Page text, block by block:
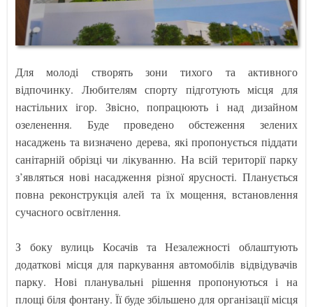
Для молоді створять зони тихого та активного
відпочинку. Любителям спорту підготують місця для
настільних ігор. Звісно, попрацюють і над дизайном
озеленення. Буде проведено обстеження зелених
насаджень та визначено дерева, які пропонується піддати
санітарній обрізці чи лікуванню. На всій території парку
з’являться нові насадження різної ярусності. Планується
повна реконструкція алей та їх мощення, встановлення
сучасного освітлення.
З боку вулиць Косачів та Незалежності облаштують
додаткові місця для паркування автомобілів відвідувачів
парку. Нові планувальні рішення пропонуються і на
площі біля фонтану. Її буде збільшено для організації місця